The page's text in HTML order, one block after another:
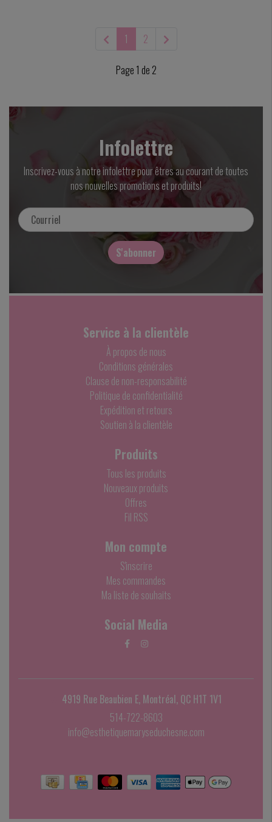
1 2
Page 1 de 2
Infolettre
Inscrivez-vous à notre infolettre pour êtres au courant de toutes
nos nouvelles promotions et produits!
S'abonner
Service à la clientèle
À propos de nous
Conditions générales
Clause de non-responsabilité
Politique de confidentialité
Expédition et retours
Soutien à la clientèle
Produits
Tous les produits
Nouveaux produits
Offres
Fil RSS
Mon compte
S'inscrire
Mes commandes
Ma liste de souhaits
Social Media
4919 Rue Beaubien E, Montréal, QC H1T 1V1
514-722-8603
info@esthetiquemaryseduchesne.com